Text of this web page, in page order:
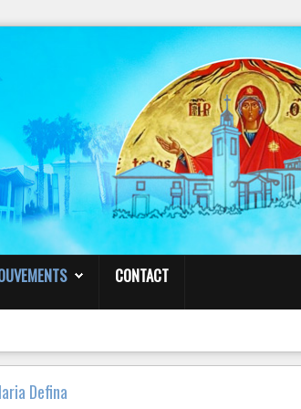
Paroisse Sainte Anne de Six-Fours
VENDREDI 23 MARS – 19h30
CONF
RENCE ÉSOTERISME - EXORCISME
PAR LE P. FROPPO
Liens
CONTACT
Defina